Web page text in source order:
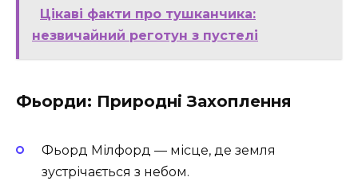
Цікаві факти про тушканчика:
незвичайний реготун з пустелі
Фьорди: Природні Захоплення
Фьорд Мілфорд — місце, де земля
зустрічається з небом.